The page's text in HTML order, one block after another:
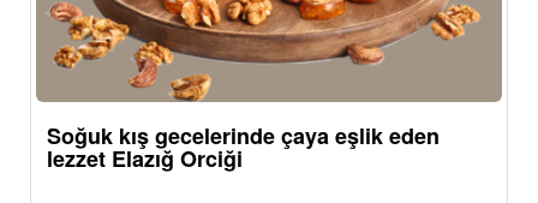
Soğuk kış gecelerinde çaya eşlik eden
lezzet Elazığ Orciği